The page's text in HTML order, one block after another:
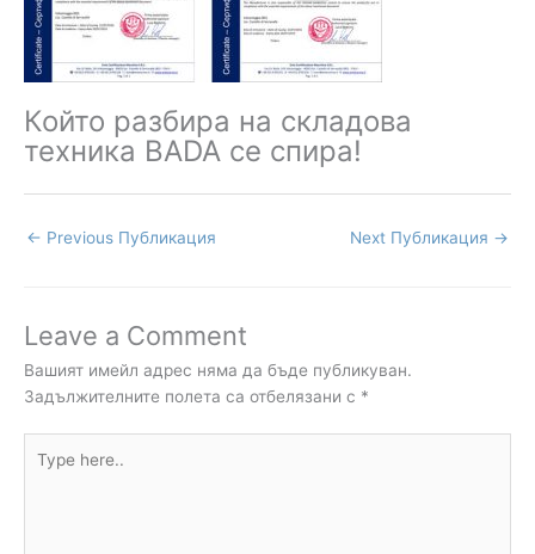
Който разбира на складова
техника BADA се спира!
← Previous Публикация Next Публикация →
Leave a Comment
Вашият имейл адрес няма да бъде публикуван.
Задължителните полета са отбелязани с *
here..